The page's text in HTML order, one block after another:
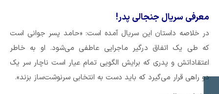
معرفی سریال جنجالی پدر!
در خلاصه داستان این سریال آمده است: «حامد پسر جوانی است
که طی یک اتفاق درگیر ماجرایی عاطفی می‌شود. او به خاطر
اعتقاداتش و پدری که برایش الگویی تمام عیار است ناچار سر یک
دو راهی قرار می‌گیرد که باید دست به انتخابی سرنوشت‌ساز بزند».